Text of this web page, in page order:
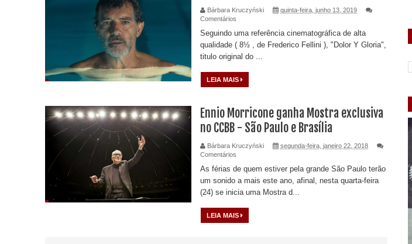
Bárbara Kruczyński
quinta-feira, junho 13, 2019
Comentários
Seguindo uma referência cinematográfica de alta
qualidade ( 8½ , de Frederico Fellini ), "Dolor Y Gloria",
titulo original do ...
LEIA MAIS
Ennio Morricone ganha Mostra exclusiva
no CCBB - São Paulo e Brasília
Bárbara Kruczyński
segunda-feira, janeiro 22, 2018
Comentários
As férias de quem estiver pela grande São Paulo terão
um sonido a mais este ano, afinal, nesta quarta-feira
(24) se inicia uma Mostra d...
LEIA MAIS